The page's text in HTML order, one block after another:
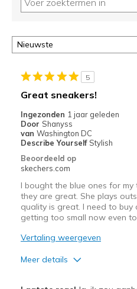
5
Great sneakers!
Ingezonden 1 jaar geleden
Door Shanyss
van Washington DC
Describe Yourself Stylish
Beoordeeld op
skechers.com
I bought the blue ones for
they are great. She plays
quality is great. I need to
getting too small now even
Vertaling weergeven
Meer details